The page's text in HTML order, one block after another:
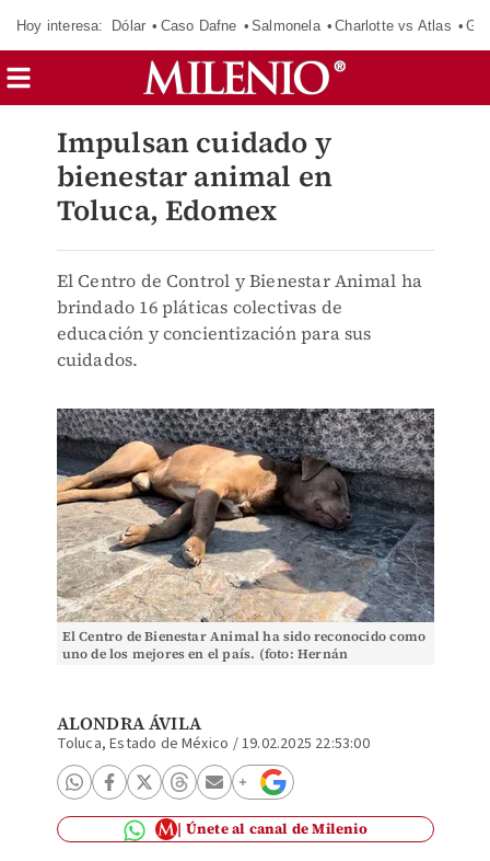
Hoy interesa: Dólar Caso Dafne Salmonela Charlotte vs Atlas
Impulsan cuidado y
bienestar animal en
Toluca, Edomex
El Centro de Control y Bienestar Animal ha
brindado 16 pláticas colectivas de
educación y concientización para sus
cuidados.
El Centro de Bienestar Animal ha sido reconocido como
uno de los mejores en el país. (foto: Hernán
ALONDRA ÁVILA
Toluca, Estado de México /19.02.2025 22:53:00
Únete al canal de Milenio